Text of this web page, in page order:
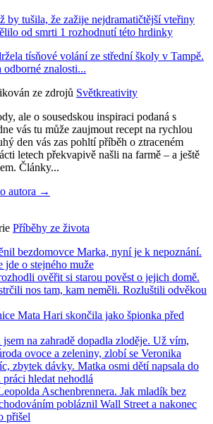
by tušila, že zažije nejdramatičtější vteřiny
od smrti 1 rozhodnutí této hrdinky
tísňové volání ze střední školy v Tampě.
odborné znalosti...
ze zdrojů Světkreativity
ale o sousedskou inspiraci podaná s
vás tu může zaujmout recept na rychlou
den vás zas pohltí příběh o ztraceném
letech překvapivě našli na farmě – a ještě
Články...
autora →
Příběhy ze života
bezdomovce Marka, nyní je k nepoznání.
jde o stejného muže
ověřit si starou pověst o jejich domě.
nos tam, kam neměli. Rozluštili odvěkou
Mata Hari skončila jako špionka před
na zahradě dopadla zloděje. Už vím,
ovoce a zeleniny, zlobí se Veronika
zbytek dávky. Matka osmi dětí napsala do
hledat nehodlá
Aschenbrennera. Jak mladík bez
pobláznil Wall Street a nakonec
přišel